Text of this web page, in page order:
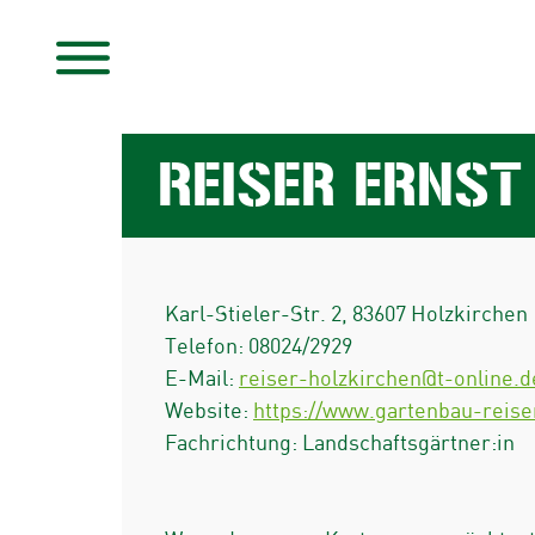
REISER ERNST
Karl-Stieler-Str. 2 83607 Holzkirchen
Telefon: 08024/2929
E-Mail: reiser-holzkirchen@t-
Website: https://www.gartenbau-
Fachrichtung: Landschaftsgärtner:in